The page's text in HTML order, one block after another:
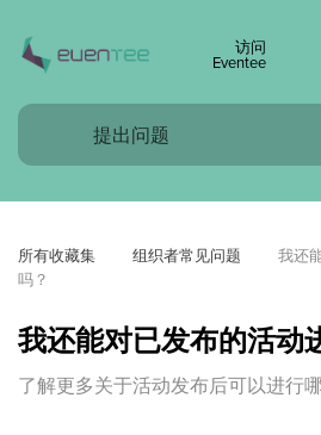
访问
Eventee
所有收藏集 组织者常见问题
我还
吗？
我还能对已发布的活动
了解更多关于活动发布后可以进行